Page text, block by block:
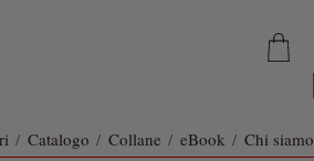
/ Catalogo / Collane / eBook / Chi siamo